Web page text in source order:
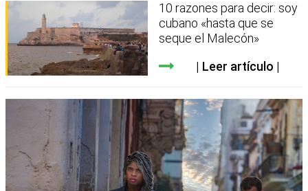
10 razones para decir: soy
cubano «hasta que se
seque el Malecón»
Leer artículo